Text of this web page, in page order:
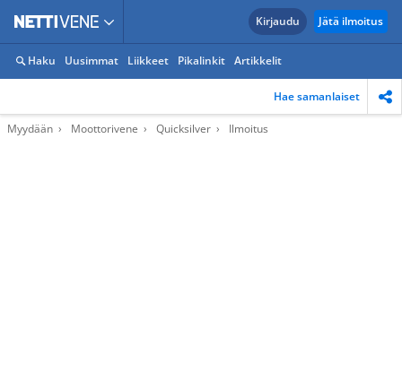
Kirjaudu Jätä ilmoitus
Haku Uusimmat Liikkeet Pikalinkit Artikkelit
Hae samanlaiset
Myydään Moottorivene Quicksilver Ilmoitus